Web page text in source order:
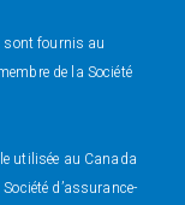
sont fournis au
de la Société
utilisée au Canada
d’assurance-